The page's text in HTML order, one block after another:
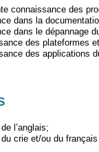
connaissance des
dans la
dans le dépannage
des plateformes
des applications
l’anglais;
crie et/ou du